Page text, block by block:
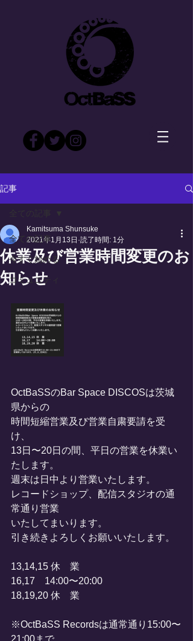
記事
全ての記事
今すぐ始める
コミュニティ
全ての記事
休業及び営業時間変更のお
知らせ
Kamitsuma Shunsuke
2021年1月13日 読了時間: 1分
OctBaSSのBar Space DISCOSは茨城
県からの
時間短縮営業及び営業自粛要請を受
け、
13日〜20日の間、平日の営業を休業い
たします。
週末は日中より営業いたします。
レコードショップ、配信スタジオの通
常通り営業
いたしてまいります。
引き続きよろしくお願いいたします。
13,14,15 休　業
16,17    14:00〜20:00
18,19,20 休　業
※OctBaSS Recordsは通常通り15:00〜
21:00まで